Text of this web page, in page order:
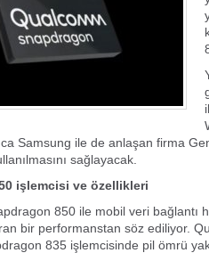
Samsung ile de anlaşan firma
sağlayacak.
işlemcisi ve özellikleri
850 ile mobil veri bağlantı
bir performanstan söz ediliyor.
835 işlemcisinde pil ömrü